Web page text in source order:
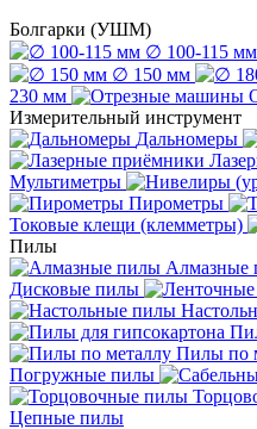
Болгарки (УШМ)
∅ 100-115 мм
∅ 150 мм
230 мм
Измерительный инструмент
Дальномеры
Мультиметры
Пирометры
Токовые клещи (клемметры)
Пилы
Алмазные
Дисковые пилы
Пилы по
Погружные пилы
Цепные пилы